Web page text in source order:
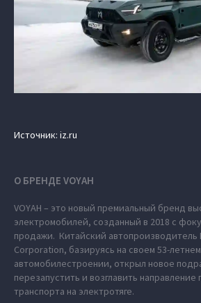
Источник: iz.ru
О БРЕНДЕ VOYAH
VOYAH – это новый премиальный бренд
электромобилей, созданный в 2018 с
продажи. Китайский автопроизводитель
Corporation, базируясь на своем 53-
автомобилестроении, открыл новое
перезапустить и возглавить направление
транспорта на электротяге.